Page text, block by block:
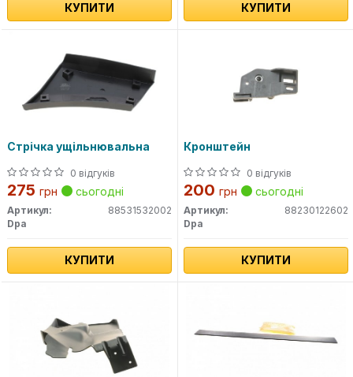
КУПИТИ КУПИТИ
Стрічка ущільнювальна
0 відгуків
275 грн сьогодні
Артикул:
88531532002
Dpa
КУПИТИ
Кронштейн
0 відгуків
200 грн сьогодні
Артикул:
88230122602
Dpa
КУПИТИ